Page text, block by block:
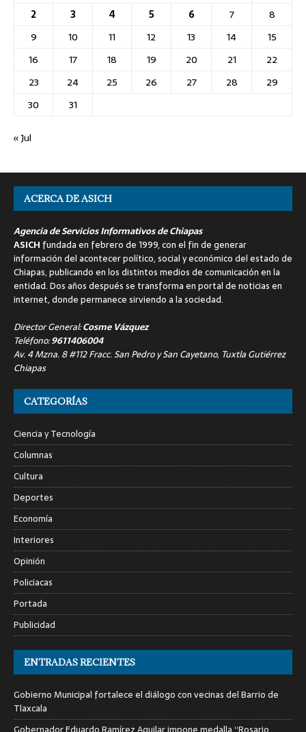
2
3 4 5 6 7
8
9
10 11 12 13 14
15
16
17 18 19 20 21
22
23
24 25 26 27 28
29
30
31
« Jul
ACERCA DE ASICH
Agencia de Servicios Informativos de Chiapas
ASICH fundada en febrero de 1999, con el fin de generar
información del acontecer político, social y económico del estado de
Chiapas, publicando en los distintos medios de comunicación en la
entidad. Dos años después se transforma en portal de noticias en
internet, donde permanece sirviendo a la sociedad.
Director General:Cosme Vázquez
Teléfono:9611406004
Av. 4 Mzna. 8 #112 Fracc. San Pedro y San Cayetano, Tuxtla Gutiérrez
Chiapas
CATEGORÍAS
Ciencia y Tecnología
Columnas
Cultura
Deportes
Economía
Interiores
Opinión
Policiacas
Portada
Publicidad
ENTRADAS RECIENTES
Gobierno Municipal fortalece el diálogo con vecinas del Barrio de
Tlaxcala